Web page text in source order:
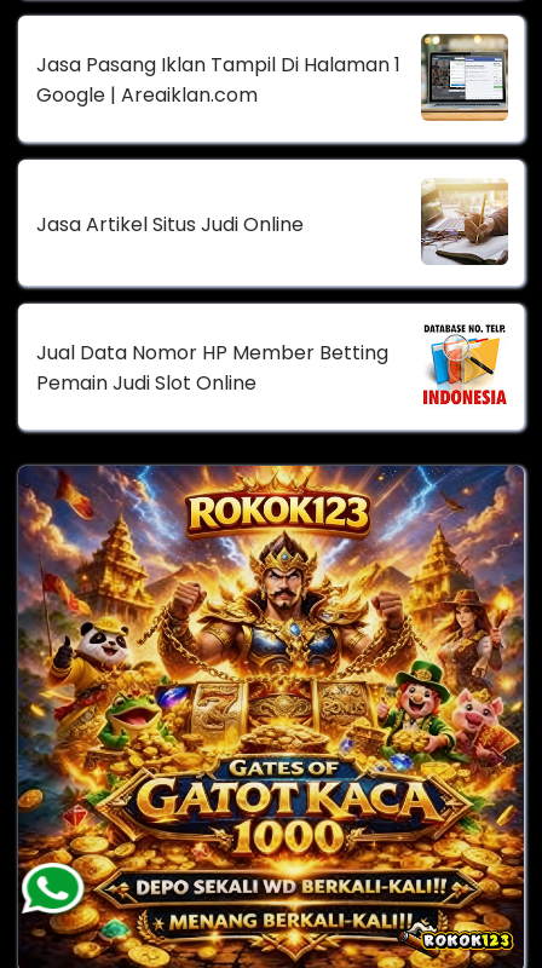
Jasa Pasang Iklan Tampil Di Halaman 1
Google | Areaiklan.com
Jasa Artikel Situs Judi Online
Jual Data Nomor HP Member Betting
Pemain Judi Slot Online